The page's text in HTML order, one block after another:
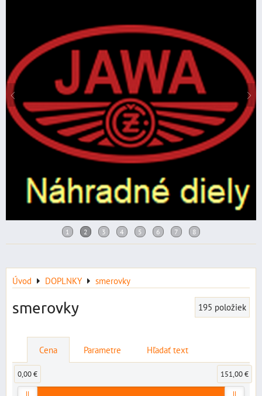
Úvod DOPLNKY smerovky
smerovky 195 položiek
Cena Parametre Hľadať text
0,00 € 151,00 €